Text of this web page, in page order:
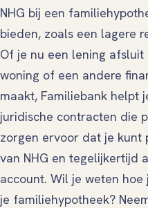
NHG bij een
bieden, zoals een lagere
Of je nu een lening
woning of een andere
maakt, Familiebank helpt
juridische contracten die
zorgen ervoor dat je kunt
van NHG en tegelijkertijd
account. Wil je weten
je familiehypotheek?